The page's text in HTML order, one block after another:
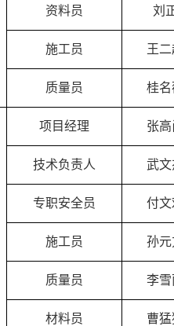
资料员 刘
施工员 王
质量员 桂名
项目经理 张高
技术负责人 武文
专职安全员 付文
施工员 孙元
质量员 李雪
材料员 曹猛